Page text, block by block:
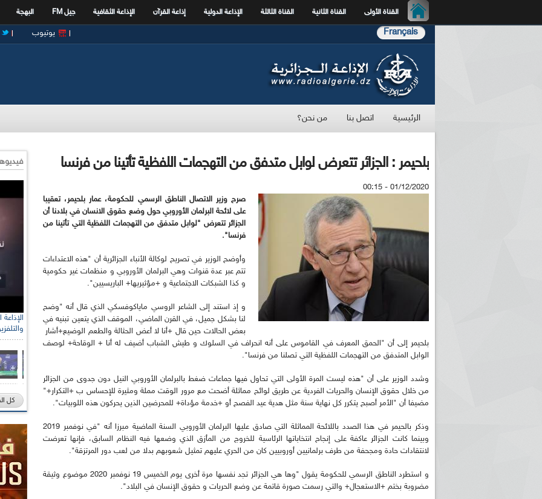
القناة الأولى القناة الثانية القناة الثالثة الإذاعة الدولية إذاعة القرآن الإذاعة الثقافية جيل FM البهجة
Français يوتيوب
الرئيسية اتصل بنا من نحن؟
بلحيمر : الجزائر تتعرض لوابل متدفق من التهجمات اللفظية تأتينا من فرنسا
01/12/2020 - 00:15
صرح وزير الاتصال الناطق الرسمي للحكومة، عمار بلحيمر، تعقيبا
على لائحة البرلمان الأوروبي حول وضع حقوق الانسان في بلادنا أن
الجزائر تتعرض "لوابل متدفق من التهجمات اللفظية التي تأتينا من
فرنسا".
وأوضح الوزير في تصريح لوكالة الأنباء الجزائرية أن "هذه الاعتداءات
تتم عبر عدة قنوات وهي البرلمان الأوروبي و منظمات غير حكومية
و كذا الشبكات الاجتماعية و +مؤثيريها+ الباريسيين".
و إذ استند إلى الشاعر الروسي ماياكوفسكي الذي قال أنه "وضح
لنا بشكل جميل، في القرن الماضي، الموقف الذي يتعين تبنيه في
بعض الحالات حين قال +أنا لا أعض الحثالة والطعم الوضيع+أشار
بلحيمر إلى أن "الحمق المعرف في القاموس على أنه انحراف في السلوك و طيش الشباب أضيف له أنا + الوقاحة+ لوصف
الوابل المتدفق من التهجمات اللفظية التي تصلنا من فرنسا".
وشدد الوزير على أن "هذه ليست المرة الأولى التي تحاول فيها جماعات ضغط بالبرلمان الأوروبي النيل دون جدوى من الجزائر
من خلال حقوق الإنسان والحريات الفردية عن طريق لوائح مماثلة أضحت مع مرور الوقت مملة ومثيرة للإحساس ب +التكرار+"
مضيفا أن "الأمر أصبح يتكرر كل نهاية سنة مثل هدية عيد الفصح أو +خدمة مؤداة+ للمحرضين الذين يحركون هذه اللوبيات".
وذكر بالحيمر في هذا الصدد باللائحة المماثلة التي صادق عليها البرلمان الأوروبي السنة الماضية مبرزا أنه "في نوفمبر 2019
وبينما كانت الجزائر عاكفة على إنجاح انتخاباتها الرئاسية للخروج من المأزق الذي وضعها فيه النظام السابق، فإنها تعرضت
لانتقادات حادة ومجحفة من طرف برلمانيين أوروبيين كان من الحري عليهم تمثيل شعوبهم بدلا من لعب دور المرتزقة".
و استطرد الناطق الرسمي للحكومة يقول "وها هي الجزائر تجد نفسها مرة أخرى يوم الخميس 19 نوفمبر 2020 موضوع وثيقة
مضروبة بختم +الاستعجال+ والتي رسمت صورة قاتمة عن وضع الحريات و حقوق الإنسان في البلاد".
كل